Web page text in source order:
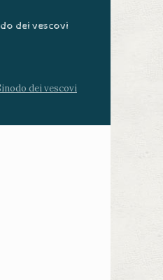
dei vescovi
dei vescovi